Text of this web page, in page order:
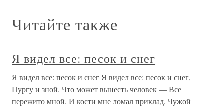
Читайте также
Я видел все: песок и снег
Я видел все: песок и снег Я видел все: песок и снег,
Пургу и зной. Что может вынесть человек — Все
пережито мной. И кости мне ломал приклад, Чужой